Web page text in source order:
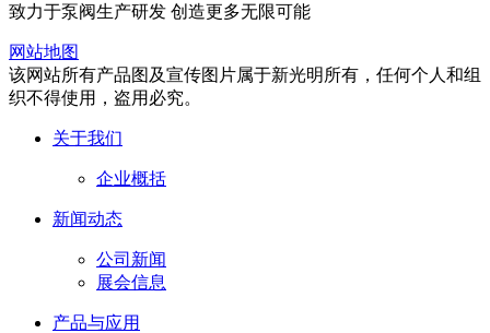
致力于泵阀生产研发 创造更多无限可能
网站地图
该网站所有产品图及宣传图片属于新光明所有，任何个人和组
织不得使用，盗用必究。
关于我们
企业概括
新闻动态
公司新闻
展会信息
产品与应用